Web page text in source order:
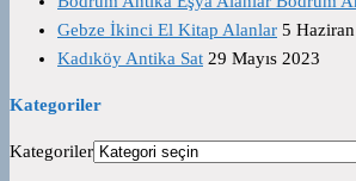
Gebze İkinci El Kitap Alanlar 5
Kadıköy Antika Sat 29 Mayıs 2023
Kategoriler
Kategoriler